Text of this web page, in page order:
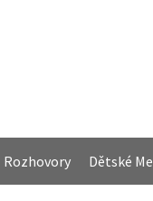
Rozhovory Dětské